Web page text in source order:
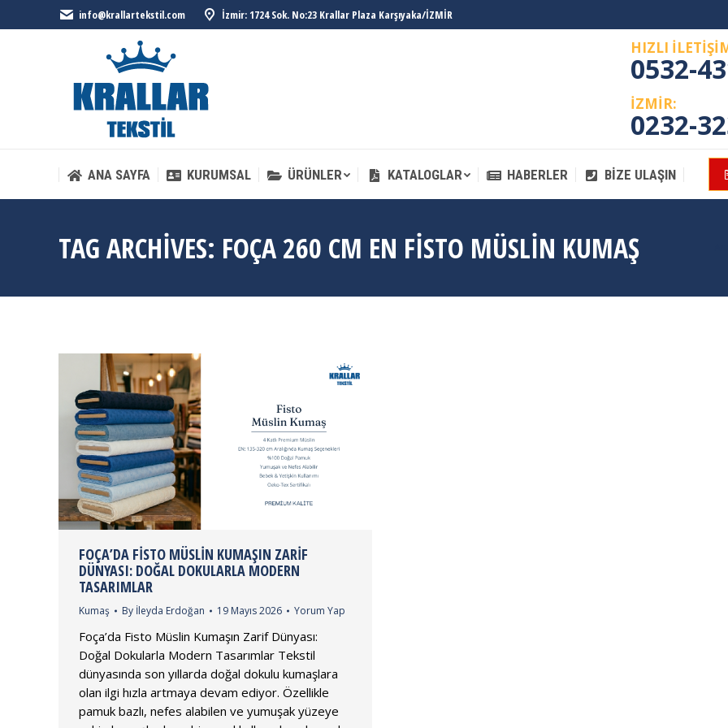
info@krallartekstil.com İzmir: 1724 Sok. No:23 Krallar Plaza Karşıyaka/İZMİR
HIZLI
0532-
İZMİR:
0232-
ANA SAYFA KURUMSAL ÜRÜNLER KATALOGLAR HABERLER BIZE ULAŞIN
TAG ARCHIVES: FOÇA 260 CM EN FISTO MÜSLIN KUMAŞ
FOÇA’DA FISTO MÜSLIN KUMAŞIN ZARIF
DÜNYASI: DOĞAL DOKULARLA MODERN
TASARIMLAR
Kumaş By İleyda Erdoğan 19 Mayıs 2026 Yorum Yap
Foça’da Fisto Müslin Kumaşın Zarif Dünyası:
Doğal Dokularla Modern Tasarımlar Tekstil
dünyasında son yıllarda doğal dokulu kumaşlara
olan ilgi hızla artmaya devam ediyor. Özellikle
pamuk bazlı, nefes alabilen ve yumuşak yüzeye
ANA SAYFA KURUMSAL ÜRÜNLER KATALOGLAR HABERLER BIZE ULAŞIN